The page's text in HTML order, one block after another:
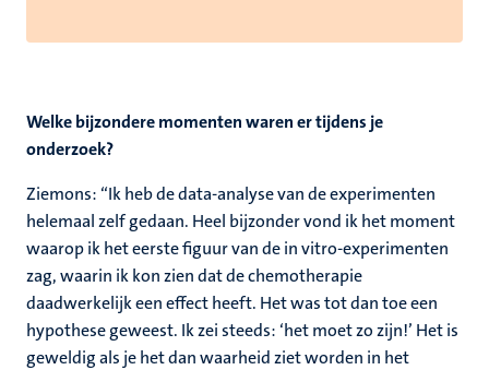
Welke bijzondere momenten waren er tijdens je
onderzoek?
Ziemons: “Ik heb de data-analyse van de experimenten
helemaal zelf gedaan. Heel bijzonder vond ik het moment
waarop ik het eerste figuur van de in vitro-experimenten
zag, waarin ik kon zien dat de chemotherapie
daadwerkelijk een effect heeft. Het was tot dan toe een
hypothese geweest. Ik zei steeds: ‘het moet zo zijn!’ Het is
geweldig als je het dan waarheid ziet worden in het